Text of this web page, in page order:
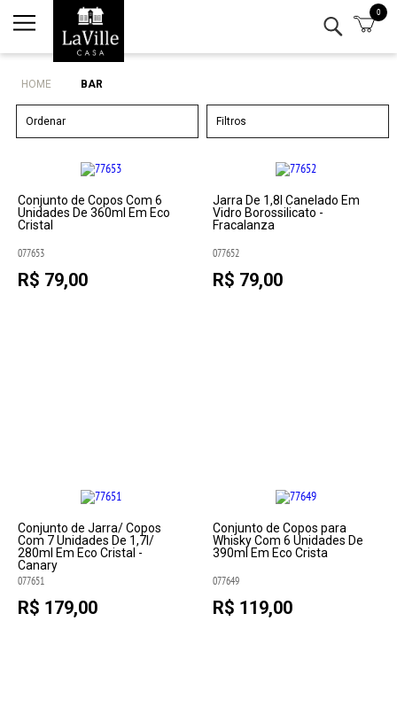
0
Minha conta
Lista de Presentes
Mesa
Eletro
Bar
Decor
HOME BAR
Filtros
Ordenar
Conjunto de Copos Com 6
Unidades De 360ml Em Eco
Cristal
077653
R$ 79,00
Jarra De 1,8l Canelado Em
Vidro Borossilicato -
Fracalanza
077652
R$ 79,00
Conjunto de Jarra/ Copos
Com 7 Unidades De 1,7l/
280ml Em Eco Cristal -
Canary
077651
R$ 179,00
Conjunto de Copos para
Whisky Com 6 Unidades De
390ml Em Eco Crista
077649
R$ 119,00